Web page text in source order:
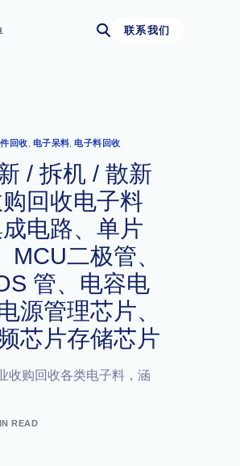
联系我们
回收 电子呆料 ,电子料回收
/ 拆机 / 散新
回收电子料
电路、单片
二极管、
管、电容电
源管理芯片、
芯片存储芯片
收购回收各类电子料，涵
READ